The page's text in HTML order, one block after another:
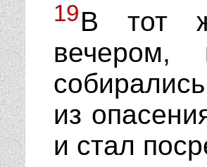
19В тот
из
и стал